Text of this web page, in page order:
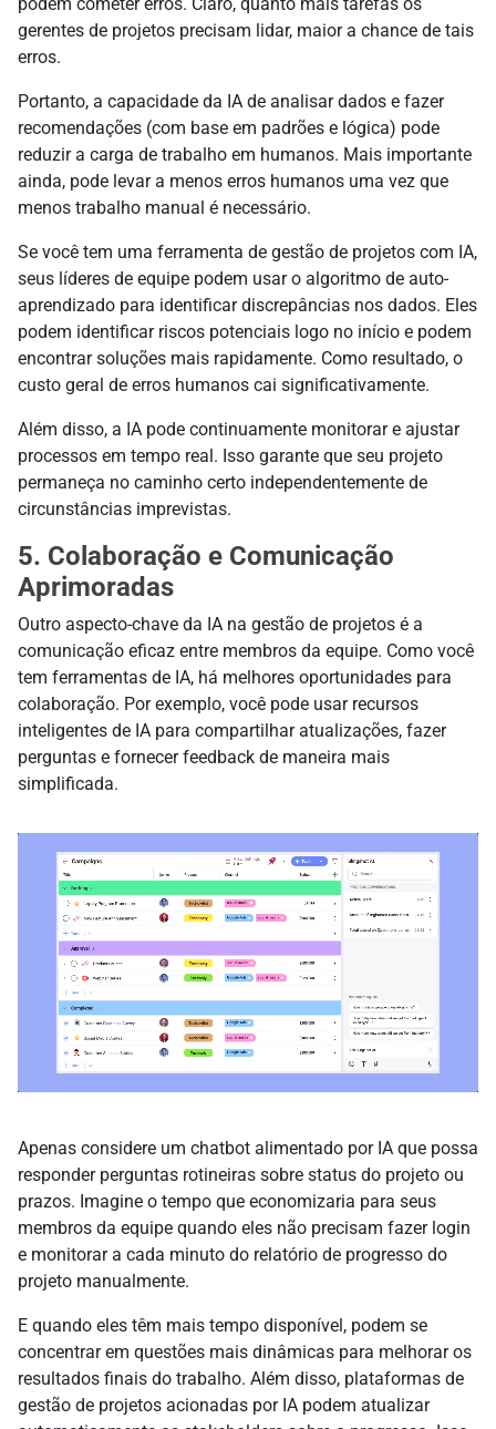
gerentes de projetos precisam lidar, maior a chance de tais
erros.
Portanto, a capacidade da IA de analisar dados e fazer
recomendações (com base em padrões e lógica) pode
reduzir a carga de trabalho em humanos. Mais importante
ainda, pode levar a menos erros humanos uma vez que
menos trabalho manual é necessário.
Se você tem uma ferramenta de gestão de projetos com IA,
seus líderes de equipe podem usar o algoritmo de auto-
aprendizado para identificar discrepâncias nos dados. Eles
podem identificar riscos potenciais logo no início e podem
encontrar soluções mais rapidamente. Como resultado, o
custo geral de erros humanos cai significativamente.
Além disso, a IA pode continuamente monitorar e ajustar
processos em tempo real. Isso garante que seu projeto
permaneça no caminho certo independentemente de
circunstâncias imprevistas.
5. Colaboração e Comunicação
Aprimoradas
Outro aspecto-chave da IA na gestão de projetos é a
comunicação eficaz entre membros da equipe. Como você
tem ferramentas de IA, há melhores oportunidades para
colaboração. Por exemplo, você pode usar recursos
inteligentes de IA para compartilhar atualizações, fazer
perguntas e fornecer feedback de maneira mais
simplificada.
Apenas considere um chatbot alimentado por IA que possa
responder perguntas rotineiras sobre status do projeto ou
prazos. Imagine o tempo que economizaria para seus
membros da equipe quando eles não precisam fazer login
e monitorar a cada minuto do relatório de progresso do
projeto manualmente.
E quando eles têm mais tempo disponível, podem se
concentrar em questões mais dinâmicas para melhorar os
resultados finais do trabalho. Além disso, plataformas de
gestão de projetos acionadas por IA podem atualizar